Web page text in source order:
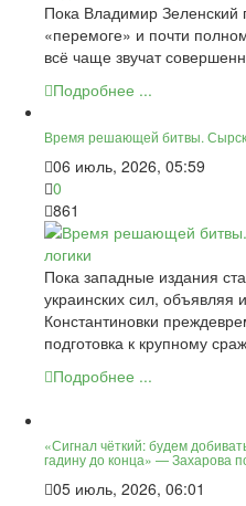
Пока Владимир Зеленский
«перемоге» и почти
всё чаще звучат
Подробнее ...
Время решающей битвы.
06 июль, 2026, 05:59
0
861
Пока западные издания
украинских сил,
Константиновки
подготовка к крупному
Подробнее ...
«Сигнал чёткий: будем
гадину до конца» — Захарова
05 июль, 2026, 06:01